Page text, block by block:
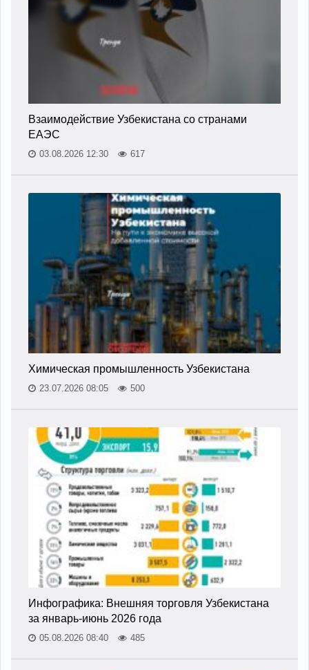
Взаимодействие Узбекистана со странами
ЕАЭС
03.08.2026 12:30 617
Химическая промышленность Узбекистана
23.07.2026 08:05 500
Инфографика: Внешняя торговля Узбекистана
за январь-июнь 2026 года
05.08.2026 08:40 485